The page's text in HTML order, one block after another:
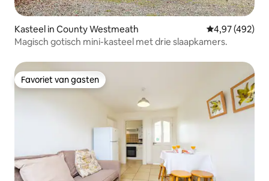
Kasteel in County Westmeath Gemiddelde
4,97 (492)
Magisch gotisch mini-kasteel met drie slaapkamers.
Favoriet van gasten
Favoriet van gasten